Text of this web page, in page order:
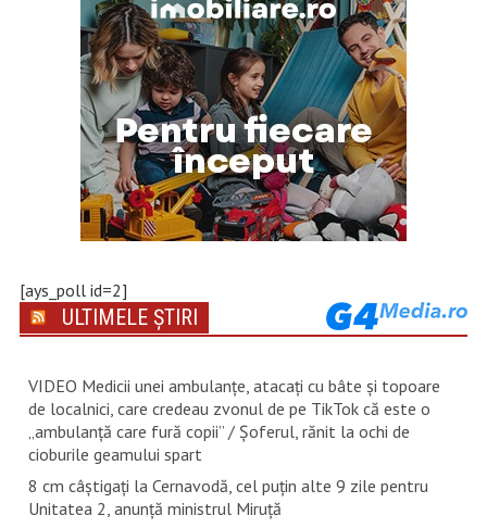
[ays_poll id=2]
ULTIMELE ȘTIRI
VIDEO Medicii unei ambulanțe, atacați cu bâte și topoare
de localnici, care credeau zvonul de pe TikTok că este o
„ambulanță care fură copii” / Șoferul, rănit la ochi de
cioburile geamului spart
8 cm câștigați la Cernavodă, cel puțin alte 9 zile pentru
Unitatea 2, anunță ministrul Miruță